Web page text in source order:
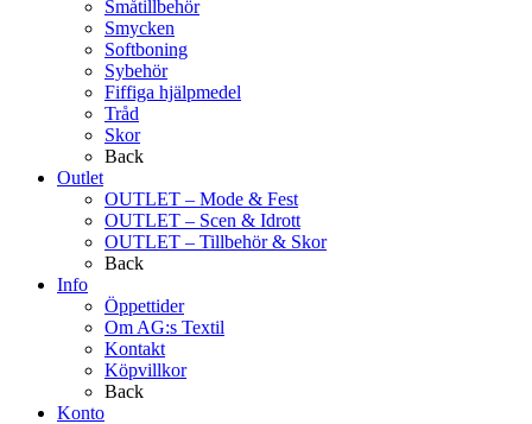
Småtillbehör
Smycken
Softboning
Sybehör
Fiffiga hjälpmedel
Tråd
Skor
Back
Outlet
OUTLET – Mode & Fest
OUTLET – Scen & Idrott
OUTLET – Tillbehör & Skor
Back
Info
Öppettider
Om AG:s Textil
Kontakt
Köpvillkor
Back
Konto